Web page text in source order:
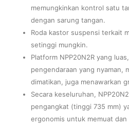
memungkinkan kontrol satu
dengan sarung tangan.
Roda kastor suspensi terkait
setinggi mungkin.
Platform NPP20N2R yang
pengendaraan yang nyaman,
dimatikan, juga menawarkan
Secara keseluruhan,
pengangkat (tinggi 735 mm)
ergonomis untuk memuat